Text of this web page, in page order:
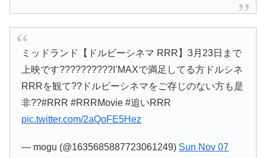
ミッドランド【ドルビーシネマ RRR】3月23日まで
上映です??????????I’MAXで満足してる方ドルシネ
RRRを観て??ドルビーシネマをご存じのない方も是
非??#RRR #RRRMovie #追いRRR
pic.twitter.com/2aQoFE5Hez
— mogu (@1635685887723061249) Sun Nov 07